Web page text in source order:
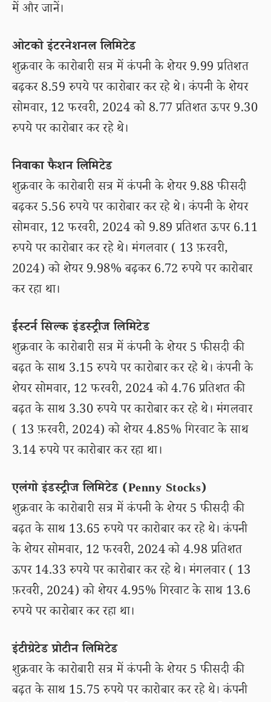
में और जानें।
ओटको इंटरनेशनल लिमिटेड
शुक्रवार के कारोबारी सत्र में कंपनी के शेयर 9.99 प्रतिशत
बढ़कर 8.59 रुपये पर कारोबार कर रहे थे। कंपनी के शेयर
सोमवार, 12 फरवरी, 2024 को 8.77 प्रतिशत ऊपर 9.30
रुपये पर कारोबार कर रहे थे।
निवाका फैशन लिमिटेड
शुक्रवार के कारोबारी सत्र में कंपनी के शेयर 9.88 फीसदी
बढ़कर 5.56 रुपये पर कारोबार कर रहे थे। कंपनी के शेयर
सोमवार, 12 फरवरी, 2024 को 9.89 प्रतिशत ऊपर 6.11
रुपये पर कारोबार कर रहे थे। मंगलवार ( 13 फ़रवरी,
2024) को शेयर 9.98% बढ़कर 6.72 रुपये पर कारोबार
कर रहा था।
ईस्टर्न सिल्क इंडस्ट्रीज लिमिटेड
शुक्रवार के कारोबारी सत्र में कंपनी के शेयर 5 फीसदी की
बढ़त के साथ 3.15 रुपये पर कारोबार कर रहे थे। कंपनी के
शेयर सोमवार, 12 फरवरी, 2024 को 4.76 प्रतिशत की
बढ़त के साथ 3.30 रुपये पर कारोबार कर रहे थे। मंगलवार
( 13 फ़रवरी, 2024) को शेयर 4.85% गिरवाट के साथ
3.14 रुपये पर कारोबार कर रहा था।
एलंगो इंडस्ट्रीज लिमिटेड (Penny Stocks)
शुक्रवार के कारोबारी सत्र में कंपनी के शेयर 5 फीसदी की
बढ़त के साथ 13.65 रुपये पर कारोबार कर रहे थे। कंपनी
के शेयर सोमवार, 12 फरवरी, 2024 को 4.98 प्रतिशत
ऊपर 14.33 रुपये पर कारोबार कर रहे थे। मंगलवार ( 13
फ़रवरी, 2024) को शेयर 4.95% गिरवाट के साथ 13.6
रुपये पर कारोबार कर रहा था।
इंटीग्रेटेड प्रोटीन लिमिटेड
शुक्रवार के कारोबारी सत्र में कंपनी के शेयर 5 फीसदी की
बढ़त के साथ 15.75 रुपये पर कारोबार कर रहे थे। कंपनी